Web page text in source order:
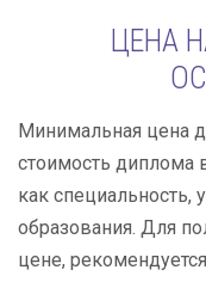
ЦЕНА
Минимальная цена
стоимость диплома
как специальность,
образования. Для
цене,